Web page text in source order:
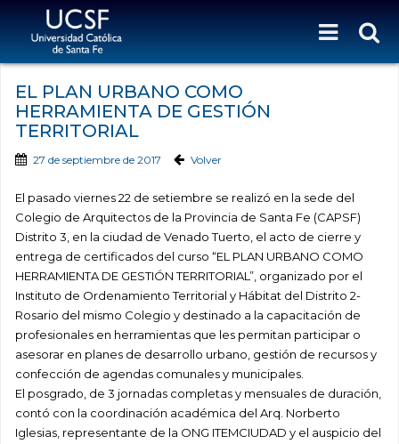
EL PLAN URBANO COMO
HERRAMIENTA DE GESTIÓN
TERRITORIAL
27 de septiembre de 2017 Volver
El pasado viernes 22 de setiembre se realizó en la sede del
Colegio de Arquitectos de la Provincia de Santa Fe (CAPSF)
Distrito 3, en la ciudad de Venado Tuerto, el acto de cierre y
entrega de certificados del curso “EL PLAN URBANO COMO
HERRAMIENTA DE GESTIÓN TERRITORIAL”, organizado por el
Instituto de Ordenamiento Territorial y Hábitat del Distrito 2-
Rosario del mismo Colegio y destinado a la capacitación de
profesionales en herramientas que les permitan participar o
asesorar en planes de desarrollo urbano, gestión de recursos y
confección de agendas comunales y municipales.
El posgrado, de 3 jornadas completas y mensuales de duración,
contó con la coordinación académica del Arq. Norberto
Iglesias, representante de la ONG ITEMCIUDAD y el auspicio del